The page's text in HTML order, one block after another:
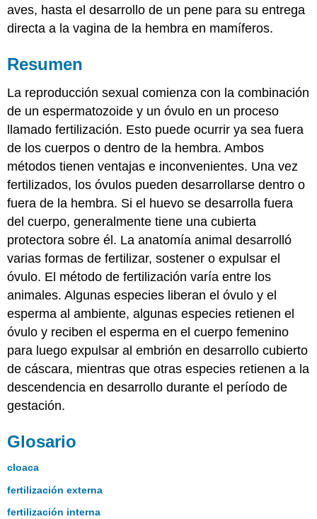
aves, hasta el desarrollo de un pene para su entrega
directa a la vagina de la hembra en mamíferos.
Resumen
La reproducción sexual comienza con la combinación
de un espermatozoide y un óvulo en un proceso
llamado fertilización. Esto puede ocurrir ya sea fuera
de los cuerpos o dentro de la hembra. Ambos
métodos tienen ventajas e inconvenientes. Una vez
fertilizados, los óvulos pueden desarrollarse dentro o
fuera de la hembra. Si el huevo se desarrolla fuera
del cuerpo, generalmente tiene una cubierta
protectora sobre él. La anatomía animal desarrolló
varias formas de fertilizar, sostener o expulsar el
óvulo. El método de fertilización varía entre los
animales. Algunas especies liberan el óvulo y el
esperma al ambiente, algunas especies retienen el
óvulo y reciben el esperma en el cuerpo femenino
para luego expulsar al embrión en desarrollo cubierto
de cáscara, mientras que otras especies retienen a la
descendencia en desarrollo durante el período de
gestación.
Glosario
cloaca
fertilización externa
fertilización interna